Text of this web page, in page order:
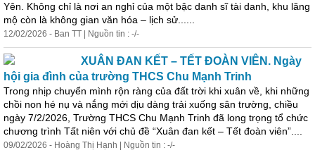
Yên. Không chỉ là nơi an nghỉ của một bậc danh sĩ tài danh, khu lăng
mộ còn là không gian văn hóa – lịch sử......
12/02/2026 - Ban TT | Nguồn tin : -/-
XUÂN ĐAN KẾT – TẾT ĐOÀN VIÊN. Ngày
hội gia đình của trường THCS Chu Mạnh Trinh
Trong nhịp chuyển mình rộn ràng của đất trời khi xuân về, khi những
chồi non hé nụ và nắng mới dịu dàng trải xuống sân trường, chiều
ngày 7/2/2026, Trường THCS Chu Mạnh Trinh đã long trọng tổ chức
chương trình Tất niên với chủ đề “Xuân đan kết – Tết đoàn viên”....
09/02/2026 - Hoàng Thị Hạnh | Nguồn tin : -/-